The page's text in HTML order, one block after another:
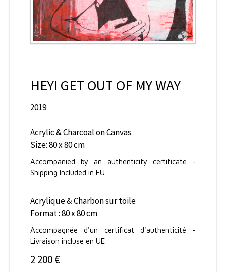
HEY! GET OUT OF MY WAY
2019
Acrylic & Charcoal on Canvas
Size: 80 x 80 cm
Accompanied by an authenticity certificate -
Shipping Included in EU
Acrylique & Charbon sur toile
Format : 80 x 80 cm
Accompagnée d'un certificat d'authenticité -
Livraison incluse en UE
2 200 €